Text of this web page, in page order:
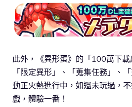
此外，《異形蛋》的「100萬下載
「限定異形」、「蒐集任務」、
動正火熱進行中，如還未玩過，
戲，體驗一番！